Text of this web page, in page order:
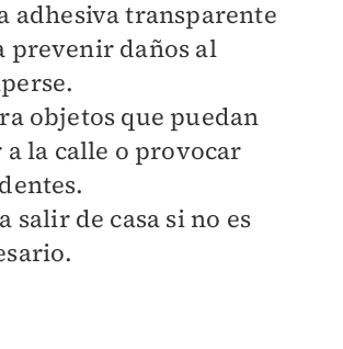
adhesiva transparente
prevenir daños al
objetos que puedan
a la calle o provocar
salir de casa si no es